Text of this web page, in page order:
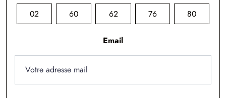
02 60 62 76 80
Email